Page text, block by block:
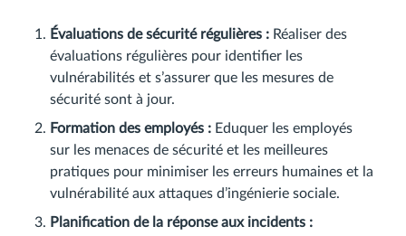
Évaluations de sécurité régulières : Réaliser des
évaluations régulières pour identifier les
vulnérabilités et s’assurer que les mesures de
sécurité sont à jour.
Formation des employés : Eduquer les employés
sur les menaces de sécurité et les meilleures
pratiques pour minimiser les erreurs humaines et la
vulnérabilité aux attaques d’ingénierie sociale.
Planification de la réponse aux incidents :